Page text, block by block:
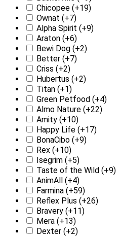
Chicopee (+19)
Ownat (+7)
Alpha Spirit (+9)
Araton (+6)
Bewi Dog (+2)
Better (+7)
Criss (+2)
Hubertus (+2)
Titan (+1)
Green Petfood (+4)
Almo Nature (+22)
Amity (+10)
Happy Life (+17)
BonaCibo (+9)
Rex (+10)
Isegrim (+5)
Taste of the Wild (+9)
AnimAll (+4)
Farmina (+59)
Reflex Plus (+26)
Bravery (+11)
Mera (+13)
Dexter (+2)